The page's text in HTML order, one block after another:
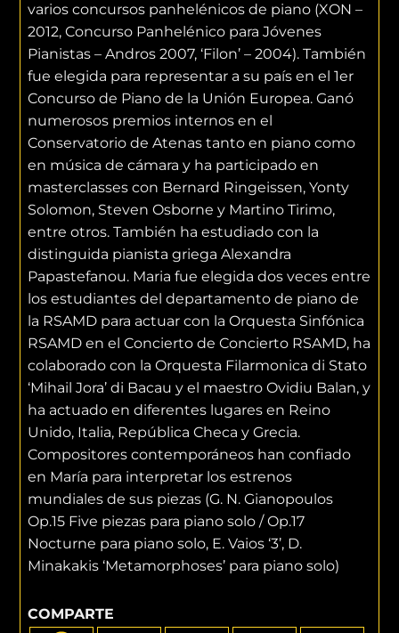
varios concursos panhelénicos de piano (XON –
2012, Concurso Panhelénico para Jóvenes
Pianistas – Andros 2007, ‘Filon’ – 2004). También
fue elegida para representar a su país en el 1er
Concurso de Piano de la Unión Europea. Ganó
numerosos premios internos en el
Conservatorio de Atenas tanto en piano como
en música de cámara y ha participado en
masterclasses con Bernard Ringeissen, Yonty
Solomon, Steven Osborne y Martino Tirimo,
entre otros. También ha estudiado con la
distinguida pianista griega Alexandra
Papastefanou. Maria fue elegida dos veces entre
los estudiantes del departamento de piano de
la RSAMD para actuar con la Orquesta Sinfónica
RSAMD en el Concierto de Concierto RSAMD, ha
colaborado con la Orquesta Filarmonica di Stato
‘Mihail Jora’ di Bacau y el maestro Ovidiu Balan, y
ha actuado en diferentes lugares en Reino
Unido, Italia, República Checa y Grecia.
Compositores contemporáneos han confiado
en María para interpretar los estrenos
mundiales de sus piezas (G. N. Gianopoulos
Op.15 Five piezas para piano solo / Op.17
Nocturne para piano solo, E. Vaios ‘3’, D.
Minakakis ‘Metamorphoses’ para piano solo)
COMPARTE